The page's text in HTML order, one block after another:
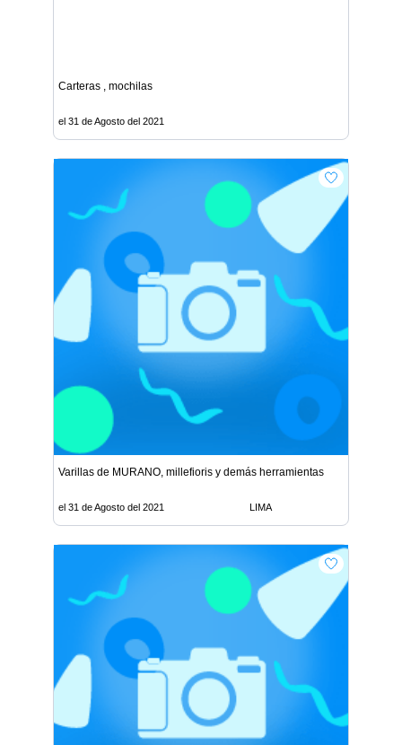
Carteras , mochilas
el 31 de Agosto del 2021
Varillas de MURANO, millefioris y demás herramientas
el 31 de Agosto del 2021 LIMA